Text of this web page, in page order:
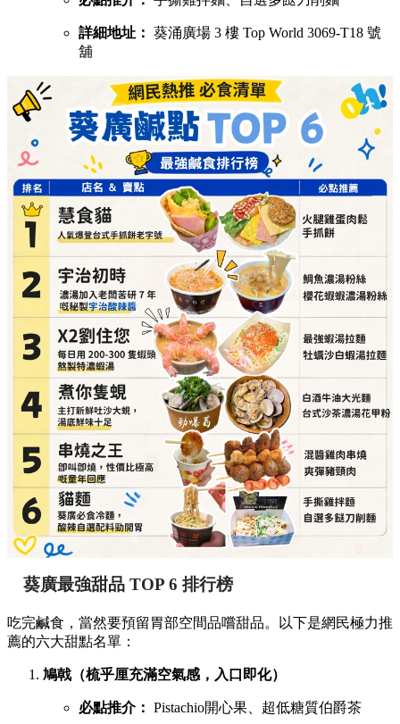
詳細地址： 葵涌廣場 3 樓 Top World 3069-T18 號
舖
葵廣最強甜品 TOP 6 排行榜
吃完鹹食，當然要預留胃部空間品嚐甜品。以下是網民極力推
薦的六大甜點名單：
鳩戟（梳乎厘充滿空氣感，入口即化）
必點推介： Pistachio開心果、超低糖質伯爵茶